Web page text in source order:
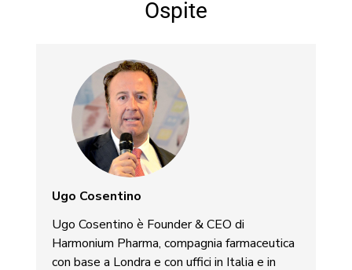
Ospite
Ugo Cosentino
Ugo Cosentino è Founder & CEO di
Harmonium Pharma, compagnia farmaceutica
con base a Londra e con uffici in Italia e in